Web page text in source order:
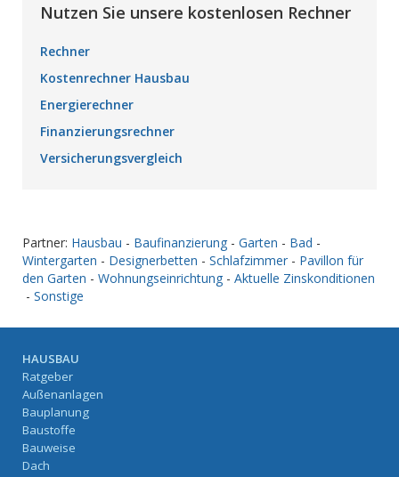
Nutzen Sie unsere kostenlosen Rechner
Rechner
Kostenrechner Hausbau
Energierechner
Finanzierungsrechner
Versicherungsvergleich
Partner: Hausbau - Baufinanzierung - Garten - Bad -
Wintergarten - Designerbetten - Schlafzimmer - Pavillon für
den Garten - Wohnungseinrichtung - Aktuelle Zinskonditionen
- Sonstige
HAUSBAU
Ratgeber
Außenanlagen
Bauplanung
Baustoffe
Bauweise
Dach